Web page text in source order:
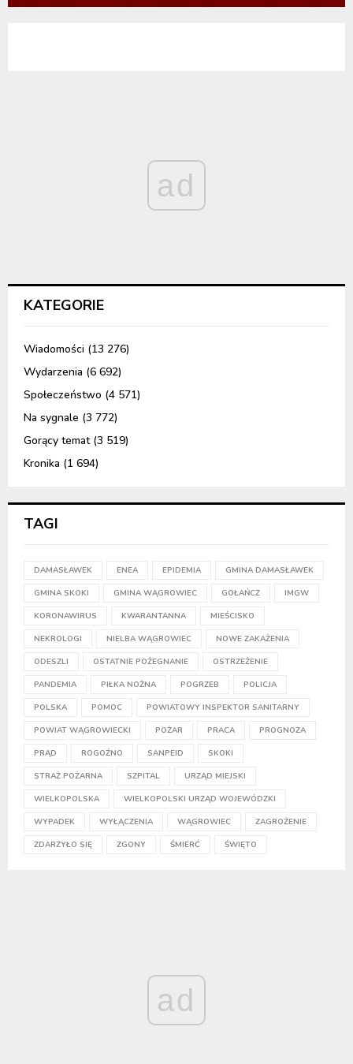
ad
KATEGORIE
Wiadomości (13 276)
Wydarzenia (6 692)
Społeczeństwo (4 571)
Na sygnale (3 772)
Gorący temat(3 519)
Kronika (1 694)
TAGI
DAMASŁAWEK ENEA EPIDEMIA GMINA DAMASŁAWEK
GMINA SKOKI GMINA WĄGROWIEC GOŁAŃCZ IMGW
KORONAWIRUS KWARANTANNA MIEŚCISKO
NEKROLOGI NIELBA WĄGROWIEC NOWE ZAKAŻENIA
ODESZLI OSTATNIE POŻEGNANIE OSTRZEŻENIE
PANDEMIA PIŁKA NOŻNA POGRZEB POLICJA
POLSKA POMOC POWIATOWY INSPEKTOR SANITARNY
POWIAT WĄGROWIECKI POŻAR PRACA PROGNOZA
PRĄD ROGOŹNO SANPEID SKOKI
STRAŻ POŻARNA SZPITAL URZĄD MIEJSKI
WIELKOPOLSKA WIELKOPOLSKI URZĄD WOJEWÓDZKI
WYPADEK WYŁĄCZENIA WĄGROWIEC ZAGROŻENIE
ZDARZYŁO SIĘ ZGONY ŚMIERĆ ŚWIĘTO
ad